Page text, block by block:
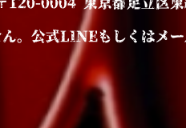
。公式LINEもしくはメー